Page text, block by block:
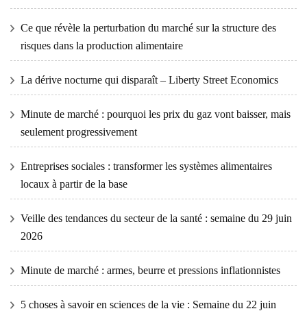
Ce que révèle la perturbation du marché sur la structure des
risques dans la production alimentaire
La dérive nocturne qui disparaît – Liberty Street Economics
Minute de marché : pourquoi les prix du gaz vont baisser, mais
seulement progressivement
Entreprises sociales : transformer les systèmes alimentaires
locaux à partir de la base
Veille des tendances du secteur de la santé : semaine du 29 juin
2026
Minute de marché : armes, beurre et pressions inflationnistes
5 choses à savoir en sciences de la vie : Semaine du 22 juin